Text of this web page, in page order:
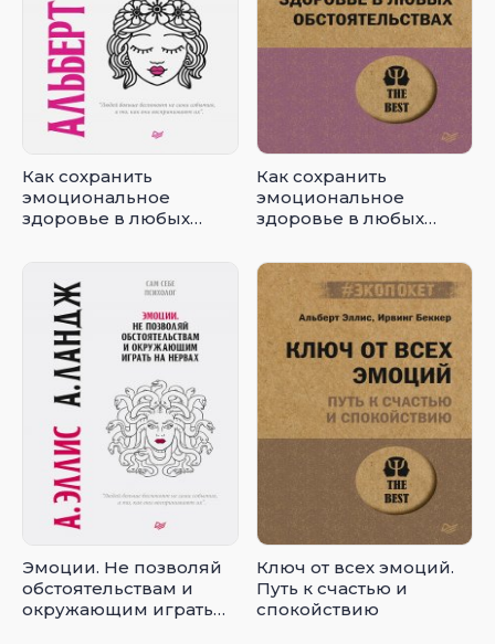
Как сохранить
эмоциональное
здоровье в любых
Как сохранить
эмоциональное
здоровье в любых
Эмоции. Не позволяй
обстоятельствам и
окружающим играть
Ключ от всех эмоций.
Путь к счастью и
спокойствию